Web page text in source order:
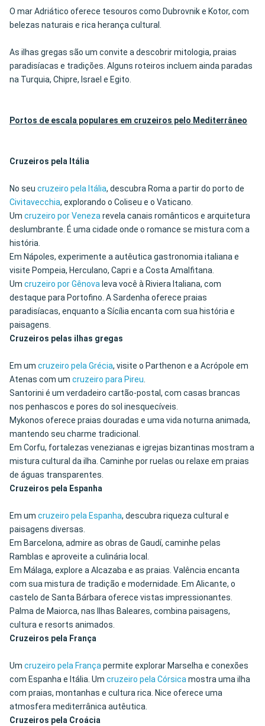
O mar Adriático oferece tesouros como Dubrovnik e Kotor, com
belezas naturais e rica herança cultural.
As ilhas gregas são um convite a descobrir mitologia, praias
paradisíacas e tradições. Alguns roteiros incluem ainda paradas
na Turquia, Chipre, Israel e Egito.
Portos de escala populares em cruzeiros pelo Mediterrâneo
Cruzeiros pela Itália
No seu cruzeiro pela Itália, descubra Roma a partir do porto de
Civitavecchia, explorando o Coliseu e o Vaticano.
Um cruzeiro por Venezarevela canais românticos e arquitetura
deslumbrante. É uma cidade onde o romance se mistura com a
história.
Em Nápoles, experimente a autêutica gastronomia italiana e
visite Pompeia, Herculano, Capri e a Costa Amalfitana.
Um cruzeiro por Gênova leva você à Riviera Italiana, com
destaque para Portofino. A Sardenha oferece praias
paradisíacas, enquanto a Sícília encanta com sua história e
paisagens.
Cruzeiros pelas ilhas gregas
Em um cruzeiro pela Grécia, visite o Parthenon e a Acrópole em
Atenas com um cruzeiro para Pireu.
Santorini é um verdadeiro cartão-postal, com casas brancas
nos penhascos e pores do sol inesquecíveis.
Mykonos oferece praias douradas e uma vida noturna animada,
mantendo seu charme tradicional.
Em Corfu, fortalezas venezianas e igrejas bizantinas mostram a
mistura cultural da ilha. Caminhe por ruelas ou relaxe em praias
de águas transparentes.
Cruzeiros pela Espanha
Em um cruzeiro pela Espanha, descubra riqueza cultural e
paisagens diversas.
Em Barcelona, admire as obras de Gaudí, caminhe pelas
Ramblas e aproveite a culinária local.
Em Málaga, explore a Alcazaba e as praias. Valência encanta
com sua mistura de tradição e modernidade. Em Alicante, o
castelo de Santa Bárbara oferece vistas impressionantes.
Palma de Maiorca, nas Ilhas Baleares, combina paisagens,
cultura e resorts animados.
Cruzeiros pela França
Um cruzeiro pela Françapermite explorar Marselha e conexões
com Espanha e Itália. Um cruzeiro pela Córsicamostra uma ilha
com praias, montanhas e cultura rica. Nice oferece uma
atmosfera mediterrânica autêutica.
Cruzeiros pela Croácia